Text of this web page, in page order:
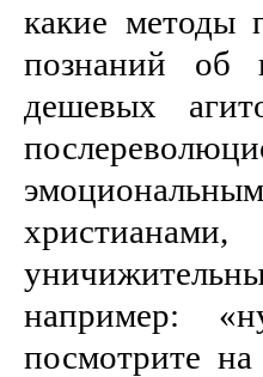
какие методы
познаний об
дешевых
например:
посмотрите